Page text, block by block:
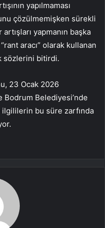
yapılmaması
çözülmemişken sürekli
yapmanın başka
aracı” olarak kullanan
sözlerini bitirdi.
23 Ocak 2026
Belediyesi’nde
ilgililerin bu süre zarfında